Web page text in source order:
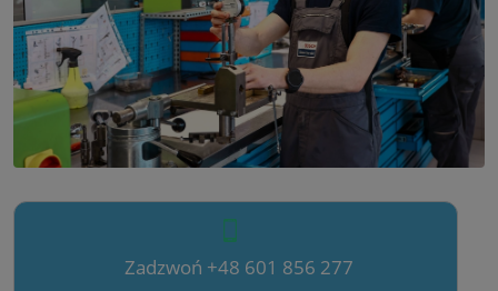
Zadzwoń +48 601 856 277